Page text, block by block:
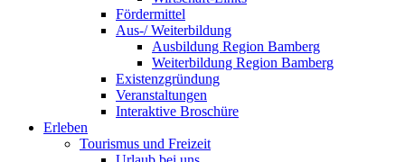
Fördermittel
Aus-/ Weiterbildung
Ausbildung Region Bamberg
Weiterbildung Region Bamberg
Existenzgründung
Veranstaltungen
Interaktive Broschüre
Erleben
Tourismus und Freizeit